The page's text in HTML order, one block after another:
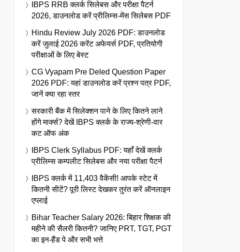
IBPS RRB क्लर्क सिलेबस और परीक्षा पैटर्न
2026, डाउनलोड करें प्रीलिम्स-मेंस सिलेबस PDF
Hindu Review July 2026 PDF: डाउनलोड
करें जुलाई 2026 करेंट अफेयर्स PDF, प्रतियोगी
परीक्षाओं के लिए बेस्ट
CG Vyapam Pre Deled Question Paper
2026 PDF: यहां डाउनलोड करें प्रश्न पत्र PDF,
जानें क्या रहा स्तर
सरकारी बैंक में सिलेक्शन पाने के लिए कितने लाने
होंगे मार्क्स? देखें IBPS क्लर्क के राज्य-श्रेणी-वार
कट ऑफ अंक
IBPS Clerk Syllabus PDF: यहाँ देखें क्लर्क
प्रीलिम्स कम्पलीट सिलेबस और नया परीक्षा पैटर्न
IBPS क्लर्क में 11,403 वैकेंसी! आपके स्टेट में
कितनी सीटें? पूरी लिस्ट देखकर तुरंत करें ऑनलाइन
एप्लाई
Bihar Teacher Salary 2026: बिहार शिक्षक की
महीने की सैलरी कितनी? जानिए PRT, TGT, PGT
का इन-हैंड पे और सभी भत्ते